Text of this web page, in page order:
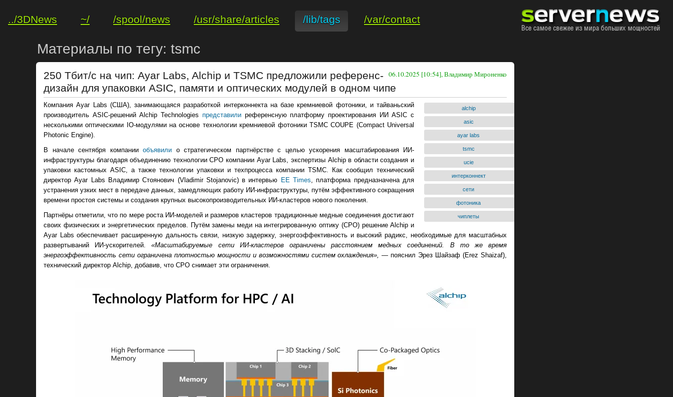
../3DNews ~/ /spool/news /usr/share/articles /lib/tags /var/contact
Материалы по тегу: tsmc
06.10.2025 [10:54], Владимир Мироненко
250 Тбит/с на чип: Ayar Labs, Alchip и TSMC предложили референс-
дизайн для упаковки ASIC, памяти и оптических модулей в одном чипе
alchip
asic
ayar labs
tsmc
ucie
интерконнект
сети
фотоника
чиплеты
Компания Ayar Labs (США), занимающаяся разработкой интерконнекта на базе кремниевой фотоники, и тайваньский
производитель ASIC-решений Alchip Technologies представилиреференсную платформу проектирования ИИ ASIC с
несколькими оптическими IO-модулями на основе технологии кремниевой фотоники TSMC COUPE (Compact Universal
Photonic Engine).
В начале сентября компании объявили о стратегическом партнёрстве с целью ускорения масштабирования ИИ-
инфраструктуры благодаря объединению технологии CPO компании Ayar Labs, экспертизы Alchip в области создания и
упаковки кастомных ASIC, а также технологии упаковки и техпроцесса компании TSMC. Как сообщил технический
директор Ayar Labs Владимир Стоянович (Vladimir Stojanovic) в интервью EE Times, платформа предназначена для
устранения узких мест в передаче данных, замедляющих работу ИИ-инфраструктуры, путём эффективного сокращения
времени простоя системы и создания крупных высокопроизводительных ИИ-кластеров нового поколения.
Партнёры отметили, что по мере роста ИИ-моделей и размеров кластеров традиционные медные соединения достигают
своих физических и энергетических пределов. Путём замены меди на интегрированную оптику (CPO) решение Alchip и
Ayar Labs обеспечивает расширенную дальность связи, низкую задержку, энергоэффективность и высокий радикс, необходимые для масштабных
развертываний ИИ-ускорителей.«Масштабируемые сети ИИ-кластеров ограничены расстоянием медных соединений. В то же время
энергоэффективность сети ограничена плотностью мощности и возможностями систем охлаждения», — пояснил Эрез Шайзаф (Erez Shaizaf),
технический директор Alchip, добавив, что CPO снимает эти ограничения.